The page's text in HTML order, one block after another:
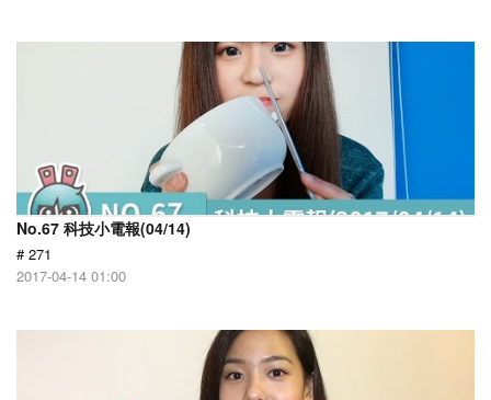
No.67 科技小電報(04/14)
# 271
2017-04-14 01:00